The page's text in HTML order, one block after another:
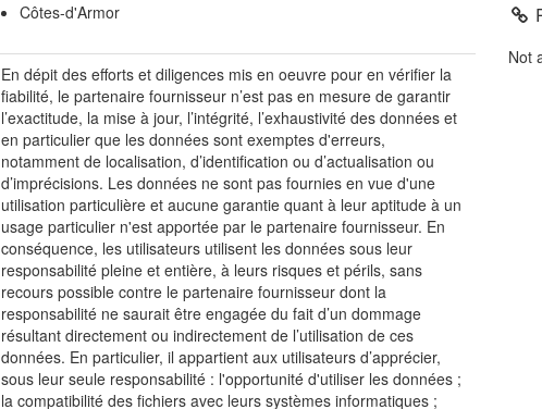
Côtes-d'Armor
En dépit des efforts et diligences mis en oeuvre pour en vérifier la
fiabilité, le partenaire fournisseur n’est pas en mesure de garantir
l’exactitude, la mise à jour, l’intégrité, l’exhaustivité des données et
en particulier que les données sont exemptes d'erreurs,
notamment de localisation, d’identification ou d’actualisation ou
d’imprécisions. Les données ne sont pas fournies en vue d'une
utilisation particulière et aucune garantie quant à leur aptitude à un
usage particulier n'est apportée par le partenaire fournisseur. En
conséquence, les utilisateurs utilisent les données sous leur
responsabilité pleine et entière, à leurs risques et périls, sans
recours possible contre le partenaire fournisseur dont la
responsabilité ne saurait être engagée du fait d’un dommage
résultant directement ou indirectement de l’utilisation de ces
données. En particulier, il appartient aux utilisateurs d’apprécier,
sous leur seule responsabilité : l'opportunité d'utiliser les données ;
la compatibilité des fichiers avec leurs systèmes informatiques ;
Not